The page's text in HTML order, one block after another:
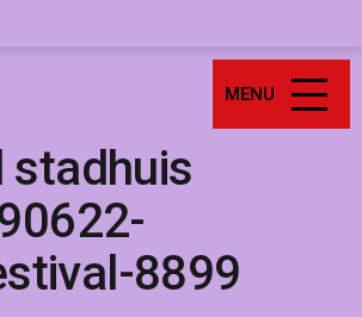
MENU
stadhuis
8899